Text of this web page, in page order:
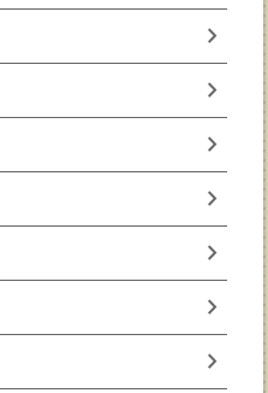
chevron_right
chevron_right
chevron_right
chevron_right
chevron_right
chevron_right
chevron_right